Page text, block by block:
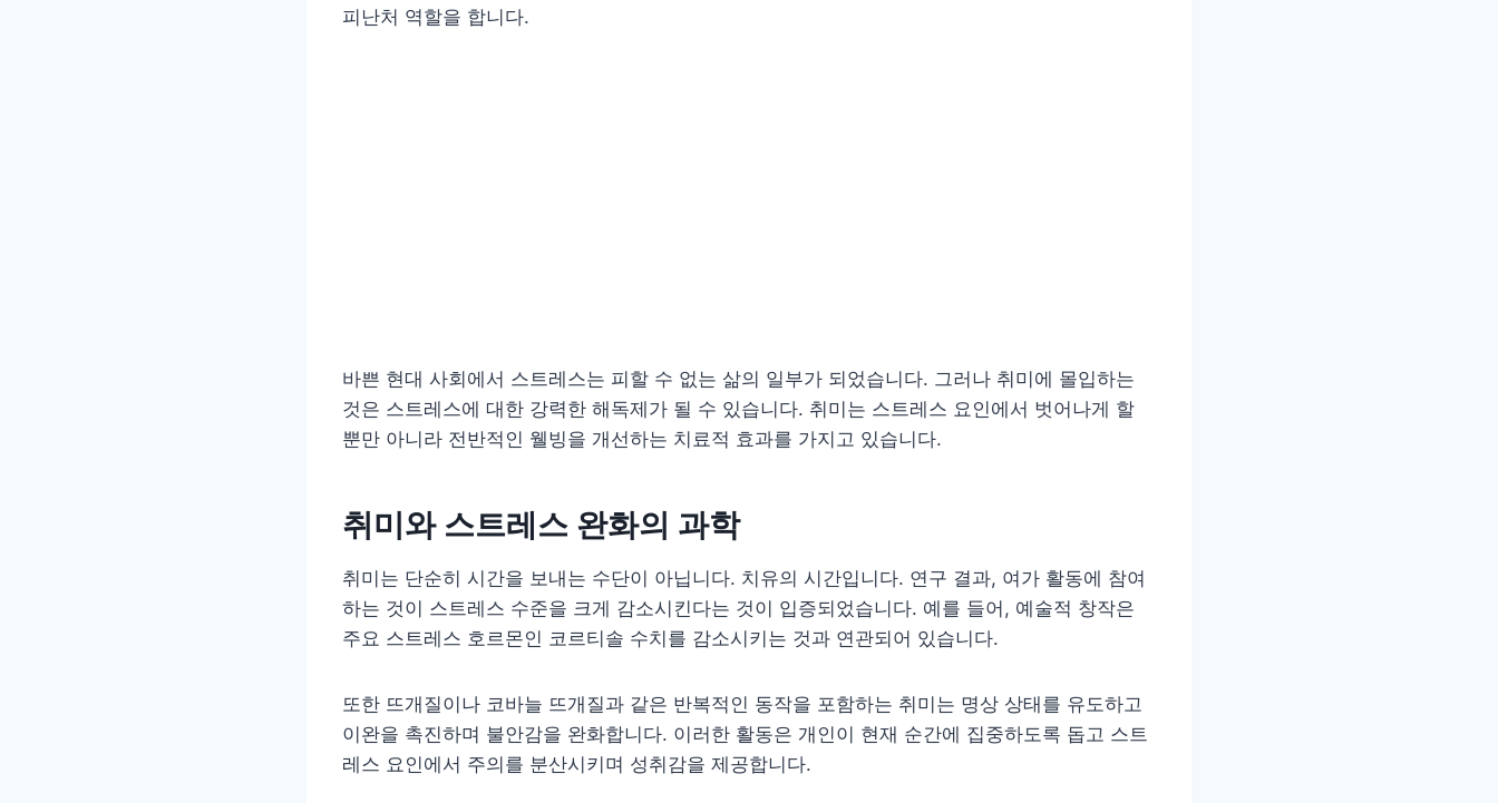
피난처 역할을 합니다.
바쁜 현대 사회에서 스트레스는 피할 수 없는 삶의 일부가 되었습니다. 그러나 취미에 몰입하는
것은 스트레스에 대한 강력한 해독제가 될 수 있습니다. 취미는 스트레스 요인에서 벗어나게 할
뿐만 아니라 전반적인 웰빙을 개선하는 치료적 효과를 가지고 있습니다.
취미와 스트레스 완화의 과학
취미는 단순히 시간을 보내는 수단이 아닙니다. 치유의 시간입니다. 연구 결과, 여가 활동에 참여
하는 것이 스트레스 수준을 크게 감소시킨다는 것이 입증되었습니다. 예를 들어, 예술적 창작은
주요 스트레스 호르몬인 코르티솔 수치를 감소시키는 것과 연관되어 있습니다.
또한 뜨개질이나 코바늘 뜨개질과 같은 반복적인 동작을 포함하는 취미는 명상 상태를 유도하고
이완을 촉진하며 불안감을 완화합니다. 이러한 활동은 개인이 현재 순간에 집중하도록 돕고 스트
레스 요인에서 주의를 분산시키며 성취감을 제공합니다.